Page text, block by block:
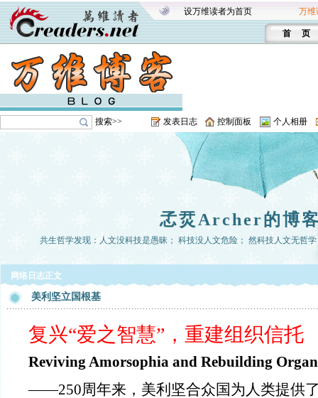
设万维读者为首页 万维
首 页
搜索>> 发表日志 控制面板 个人相册
孞烎Archer的博
共生哲学发现：人文没科技是愚昧； 科技没人文危险； 然科技人文无哲
网络日志正文
美利坚立国根基
复兴“爱之智慧”，重建组织信托
Reviving Amorsophia and Rebuilding
——250周年来，美利坚合众国为人类提供